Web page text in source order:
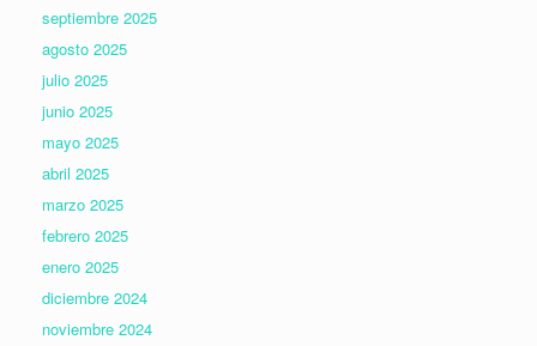
septiembre 2025
agosto 2025
julio 2025
junio 2025
mayo 2025
abril 2025
marzo 2025
febrero 2025
enero 2025
diciembre 2024
noviembre 2024